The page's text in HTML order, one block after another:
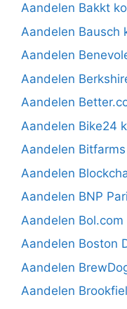
Aandelen Bakkt
Aandelen Bausch
Aandelen
Aandelen
Aandelen
Aandelen Bike24
Aandelen
Aandelen
Aandelen BNP
Aandelen Bol.com
Aandelen Boston
Aandelen
Aandelen